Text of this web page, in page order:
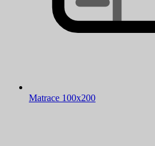
Matrace 100x200